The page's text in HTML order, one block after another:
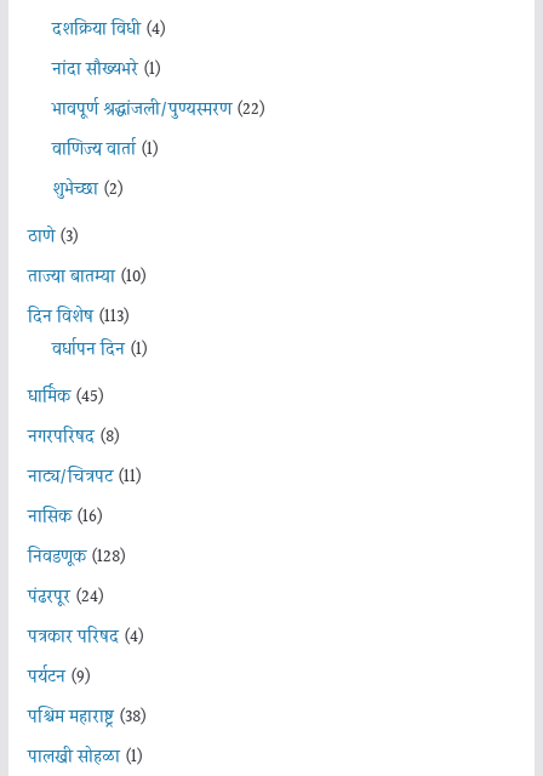
दशक्रिया विधी(4)
नांदा सौख्यभरे(1)
भावपूर्ण श्रद्धांजली/पुण्यस्मरण(22)
वाणिज्य वार्ता(1)
शुभेच्छा(2)
ठाणे(3)
ताज्या बातम्या(10)
दिन विशेष(113)
वर्धापन दिन(1)
धार्मिक(45)
नगरपरिषद(8)
नाट्य/चित्रपट(11)
नासिक(16)
निवडणूक(128)
पंढरपूर(24)
पत्रकार परिषद(4)
पर्यटन(9)
पश्चिम महाराष्ट्र(38)
पालखी सोहळा(1)